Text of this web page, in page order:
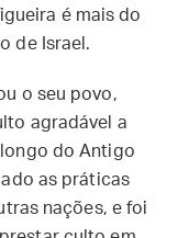
é mais do
de Israel.
o seu povo,
agradável a
longo do Antigo
as práticas
nações, e foi